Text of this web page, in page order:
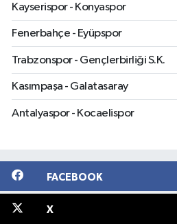
Kayserispor - Konyaspor
Fenerbahçe - Eyüpspor
Trabzonspor - Gençlerbirliği S.K.
Kasımpaşa - Galatasaray
Antalyaspor - Kocaelispor
FACEBOOK
X